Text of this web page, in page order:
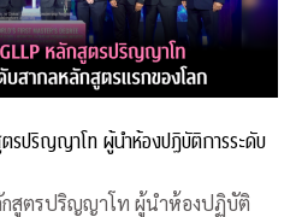
รปริญญาโท ผู้นำห้องปฏิบัติการระดับ
กสูตรปริญญาโท ผู้นำห้องปฏิบัติ